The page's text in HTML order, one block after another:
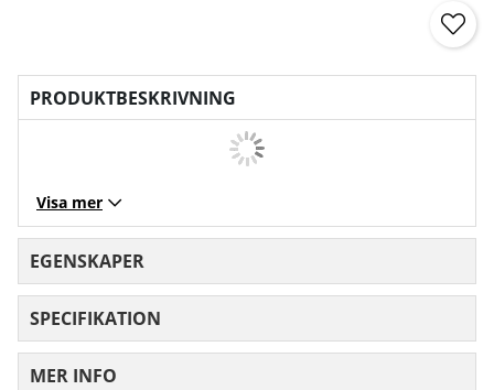
PRODUKTBESKRIVNING
Visa mer
EGENSKAPER
SPECIFIKATION
MER INFO